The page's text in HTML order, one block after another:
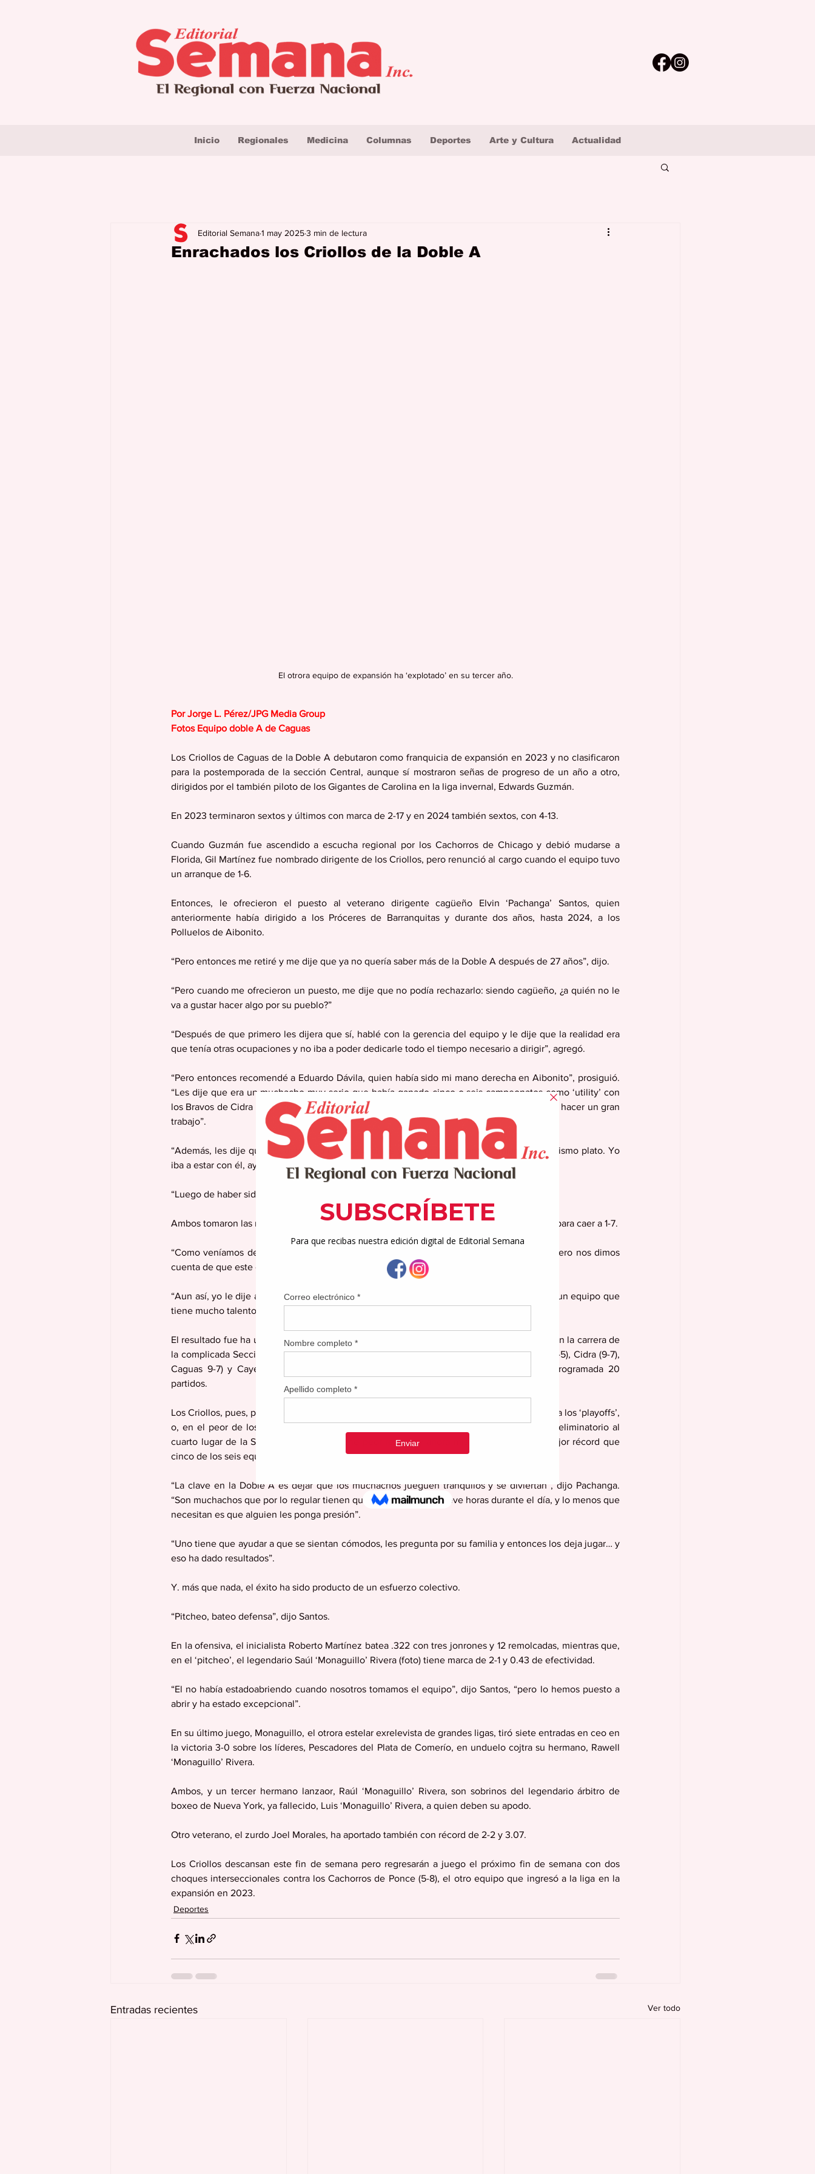
Inicio Regionales Medicina Columnas Deportes Arte y Cultura Actualidad
Enrachados los Criollos de la Doble A
Editorial Semana1 may 20253 min de lectura
El otrora equipo de expansión ha ‘explotado’ en su tercer año.
Por Jorge L. Pérez/JPG Media Group
Fotos Equipo doble A de Caguas
Los Criollos de Caguas de la Doble A debutaron como franquicia de expansión en 2023 y no clasificaron
para la postemporada de la sección Central, aunque sí mostraron señas de progreso de un año a otro,
dirigidos por el también piloto de los Gigantes de Carolina en la liga invernal, Edwards Guzmán.
En 2023 terminaron sextos y últimos con marca de 2-17 y en 2024 también sextos, con 4-13.
Cuando Guzmán fue ascendido a escucha regional por los Cachorros de Chicago y debió mudarse a
Florida, Gil Martínez fue nombrado dirigente de los Criollos, pero renunció al cargo cuando el equipo tuvo
un arranque de 1-6.
Entonces, le ofrecieron el puesto al veterano dirigente cagüeño Elvin ‘Pachanga’ Santos, quien
anteriormente había dirigido a los Próceres de Barranquitas y durante dos años, hasta 2024, a los
Polluelos de Aibonito.
“Pero entonces me retiré y me dije que ya no quería saber más de la Doble A después de 27 años”, dijo.
“Pero cuando me ofrecieron un puesto, me dije que no podía rechazarlo: siendo cagüeño, ¿a quién no le
va a gustar hacer algo por su pueblo?”
“Después de que primero les dijera que sí, hablé con la gerencia del equipo y le dije que la realidad era
que tenía otras ocupaciones y no iba a poder dedicarle todo el tiempo necesario a dirigir”, agregó.
“Pero entonces recomendé a Eduardo Dávila, quien había sido mi mano derecha en Aibonito”, prosiguió.
“Les dije que era un muchacho muy serio que había ganado cinco o seis campeonatos como ‘utility’ con
los Bravos de Cidra y uno como dirigente en la Clase A, que yo estaba seguro de que iba a hacer un gran
trabajo”.
“Además, les dije que Eduardo y yo éramos vecinos y que prácticamente comíamos del mismo plato. Yo
iba a estar con él, ayudando”.
“Luego de haber sido él mi ‘bench coach’ en Aibonito, ahora yo soy su ‘bench coach’ “.
Ambos tomaron las riendas de los Criollos antes de un juego que perdieron 7-5 ante Cidra, para caer a 1-7.
“Como veníamos de la misma sección Central, nosotros conocíamos bien a los Criollos, pero nos dimos
cuenta de que este era un equipo casi totalmente nuevo”, dijo Santos.
“Aun así, yo le dije a Eduardo: ‘Este equipo que vimos no es el equipo de Caguas; este es un equipo que
tiene mucho talento, así que vamos a trabajar para sacárselo’”
El resultado fue ha una racha de ocho victorias que tienen a los Criollos metidos de lleno en la carrera de
la complicada Sección Central: Comerío lidera con marca de 13-3, seguido por Aibonito (9-5), Cidra (9-7),
Caguas 9-7) y Cayey (8-7), mientras que Barranquitas juega para 5-11 en la campaña programada 20
partidos.
Los Criollos, pues, parecen encaminados a finalizar entre los primeros cuatro y clasificar para los ‘playoffs’,
o, en el peor de los casos, de finalizar quintos, tendrían la opción de retar en un juego eliminatorio al
cuarto lugar de la Sección Sur si este tiene peor récord, y ahora mismo Caguas tiene mejor récord que
cinco de los seis equipos de esa sección.
“La clave en la Doble A es dejar que los muchachos jueguen tranquilos y se diviertan”, dijo Pachanga.
“Son muchachos que por lo regular tienen que trabajar ocho o nueve horas durante el día, y lo menos que
necesitan es que alguien les ponga presión”.
“Uno tiene que ayudar a que se sientan cómodos, les pregunta por su familia y entonces los deja jugar… y
eso ha dado resultados”.
Y. más que nada, el éxito ha sido producto de un esfuerzo colectivo.
“Pitcheo, bateo defensa”, dijo Santos.
En la ofensiva, el inicialista Roberto Martínez batea .322 con tres jonrones y 12 remolcadas, mientras que,
en el ‘pitcheo’, el legendario Saúl ‘Monaguillo’ Rivera (foto) tiene marca de 2-1 y 0.43 de efectividad.
“El no había estadoabriendo cuando nosotros tomamos el equipo”, dijo Santos, “pero lo hemos puesto a
abrir y ha estado excepcional”.
En su último juego, Monaguillo, el otrora estelar exrelevista de grandes ligas, tiró siete entradas en ceo en
la victoria 3-0 sobre los líderes, Pescadores del Plata de Comerío, en unduelo cojtra su hermano, Rawell
‘Monaguillo’ Rivera.
Ambos, y un tercer hermano lanzaor, Raúl ‘Monaguillo’ Rivera, son sobrinos del legendario árbitro de
boxeo de Nueva York, ya fallecido, Luis ‘Monaguillo’ Rivera, a quien deben su apodo.
Otro veterano, el zurdo Joel Morales, ha aportado también con récord de 2-2 y 3.07.
Los Criollos descansan este fin de semana pero regresarán a juego el próximo fin de semana con dos
choques interseccionales contra los Cachorros de Ponce (5-8), el otro equipo que ingresó a la liga en la
expansión en 2023.
Deportes
Entradas recientes Ver todo